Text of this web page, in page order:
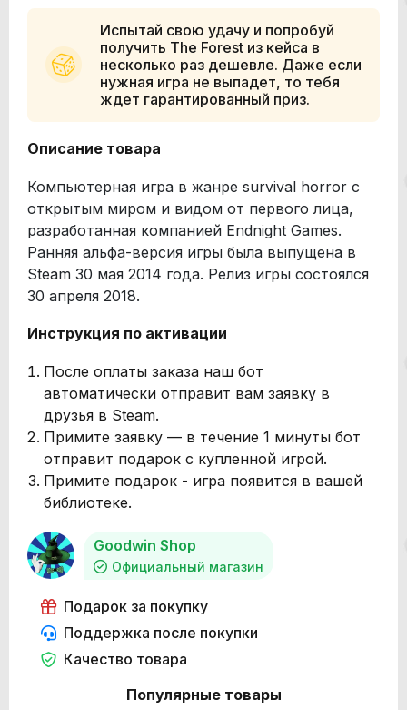
Популярные товары
Испытай свою удачу и попробуй
получить The Forest из кейса в
несколько раз дешевле. Даже если
нужная игра не выпадет, то тебя
ждет гарантированный приз.
Описание товара
Компьютерная игра в жанре survival horror с
открытым миром и видом от первого лица,
разработанная компанией Endnight Games.
Ранняя альфа-версия игры была выпущена в
Steam 30 мая 2014 года. Релиз игры состоялся
30 апреля 2018.
Инструкция по активации
После оплаты заказа наш бот
автоматически отправит вам заявку в
друзья в Steam.
Примите заявку — в течение 1 минуты бот
отправит подарок с купленной игрой.
Примите подарок - игра появится в вашей
библиотеке.
Goodwin Shop
Официальный магазин
Подарок за покупку
Поддержка после покупки
Качество товара